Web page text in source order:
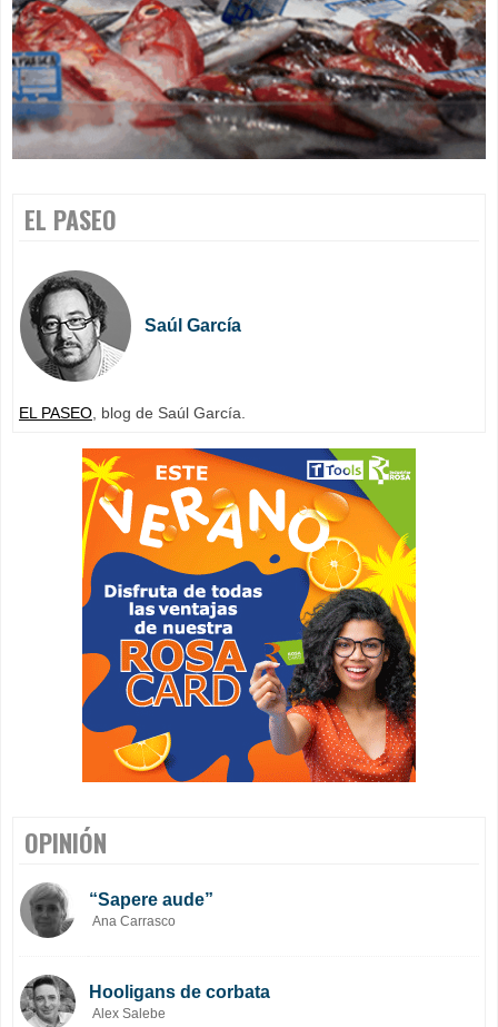
EL PASEO
Saúl García
EL PASEO, blog de Saúl García.
OPINIÓN
“Sapere aude”
Ana Carrasco
Hooligans de corbata
Alex Salebe